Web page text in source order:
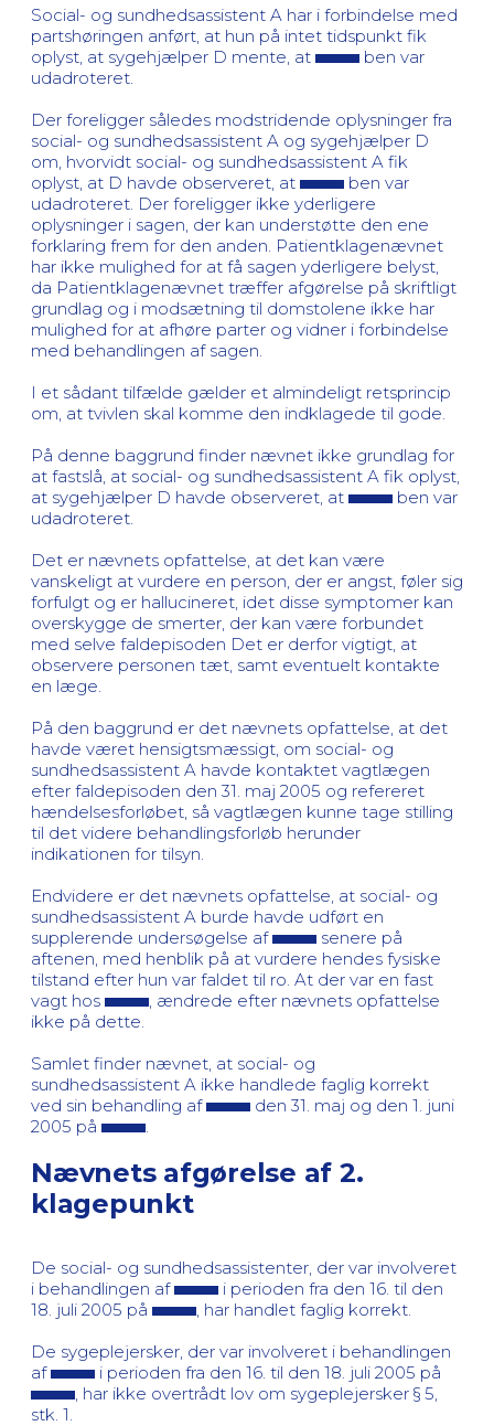
Social- og sundhedsassistent A har i forbindelse med
partshøringen anført, at hun på intet tidspunkt fik
oplyst, at sygehjælper D mente, at
ben var
udadroteret.
Der foreligger således modstridende oplysninger fra
social- og sundhedsassistent A og sygehjælper D
om, hvorvidt social- og sundhedsassistent A fik
oplyst, at D havde observeret, at
ben var
udadroteret. Der foreligger ikke yderligere
oplysninger i sagen, der kan understøtte den ene
forklaring frem for den anden. Patientklagenævnet
har ikke mulighed for at få sagen yderligere belyst,
da Patientklagenævnet træffer afgørelse på skriftligt
grundlag og i modsætning til domstolene ikke har
mulighed for at afhøre parter og vidner i forbindelse
med behandlingen af sagen.
I et sådant tilfælde gælder et almindeligt retsprincip
om, at tvivlen skal komme den indklagede til gode.
På denne baggrund finder nævnet ikke grundlag for
at fastslå, at social- og sundhedsassistent A fik oplyst,
at sygehjælper D havde observeret, at
ben var
udadroteret.
Det er nævnets opfattelse, at det kan være
vanskeligt at vurdere en person, der er angst, føler sig
forfulgt og er hallucineret, idet disse symptomer kan
overskygge de smerter, der kan være forbundet
med selve faldepisoden Det er derfor vigtigt, at
observere personen tæt, samt eventuelt kontakte
en læge.
På den baggrund er det nævnets opfattelse, at det
havde været hensigtsmæssigt, om social- og
sundhedsassistent A havde kontaktet vagtlægen
efter faldepisoden den 31. maj 2005 og refereret
hændelsesforløbet, så vagtlægen kunne tage stilling
til det videre behandlingsforløb herunder
indikationen for tilsyn.
Endvidere er det nævnets opfattelse, at social- og
sundhedsassistent A burde havde udført en
supplerende undersøgelse af
senere på
aftenen, med henblik på at vurdere hendes fysiske
tilstand efter hun var faldet til ro. At der var en fast
vagt hos
, ændrede efter nævnets opfattelse
ikke på dette.
Samlet finder nævnet, at social- og
sundhedsassistent A ikke handlede faglig korrekt
ved sin behandling af
den 31. maj og den 1. juni
2005 på
Nævnets afgørelse af 2.
klagepunkt
De social- og sundhedsassistenter, der var involveret
i behandlingen af
i perioden fra den 16. til den
18. juli 2005 på
, har handlet faglig korrekt.
De sygeplejersker, der var involveret i behandlingen
af
i perioden fra den 16. til den 18. juli 2005 på
, har ikke overtrådt lov om sygeplejersker § 5,
stk. 1.